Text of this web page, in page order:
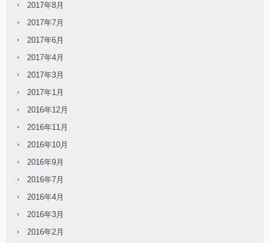
2017年8月
2017年7月
2017年6月
2017年4月
2017年3月
2017年1月
2016年12月
2016年11月
2016年10月
2016年9月
2016年7月
2016年4月
2016年3月
2016年2月